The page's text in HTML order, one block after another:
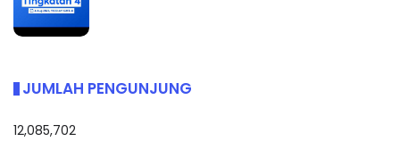
JUMLAH PENGUNJUNG
12,085,702